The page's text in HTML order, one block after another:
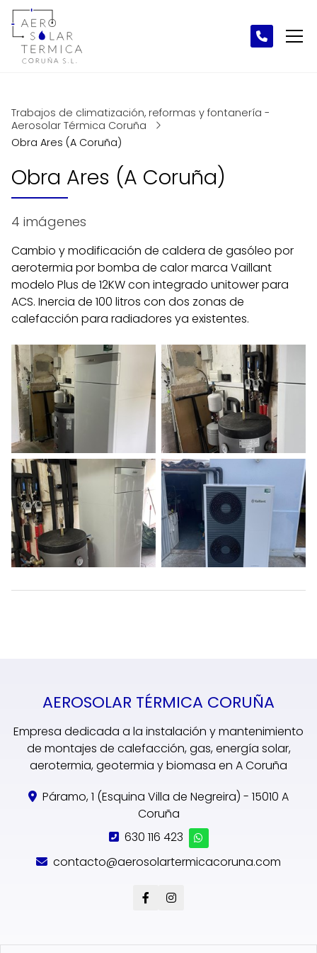
Trabajos de climatización, reformas y fontanería -
Aerosolar Térmica Coruña
Obra Ares (A Coruña)
Obra Ares (A Coruña)
4 imágenes
Cambio y modificación de caldera de gasóleo por
aerotermia por bomba de calor marca Vaillant
modelo Plus de 12KW con integrado unitower para
ACS. Inercia de 100 litros con dos zonas de
calefacción para radiadores ya existentes.
AEROSOLAR TÉRMICA CORUÑA
Empresa dedicada a la instalación y mantenimiento
de montajes de calefacción, gas, energía solar,
aerotermia, geotermia y biomasa en A Coruña
Páramo, 1 (Esquina Villa de Negreira) - 15010 A
Coruña
630 116 423
contacto@aerosolartermicacoruna.com